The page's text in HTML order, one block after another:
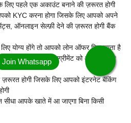
पहले एक अकाउंट बनाने की ज़रूरत होगी
KYC करना होगा जिसके लिए आपको अपने
ऑनलाइन सेल्फ़ी देने की ज़रूरत होगी बैंक
योग्य होंगे तो आपको लोन ऑफर मिल जाता है
आपको पहले लोन एग्रीमेंट को आधार OTP
होगी जिसके लिए आपको इंटरनेट बैंकिंग
आपके खाते में आ जाएगा बिना किसी